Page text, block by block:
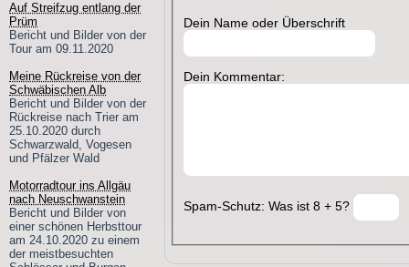
Auf Streifzug entlang der
Prüm
Bericht und Bilder von der
Tour am 09.11.2020
Meine Rückreise von der
Schwäbischen Alb
Bericht und Bilder von der
Rückreise nach Trier am
25.10.2020 durch
Schwarzwald, Vogesen
und Pfälzer Wald
Motorradtour ins Allgäu
nach Neuschwanstein
Bericht und Bilder von
einer schönen Herbsttour
am 24.10.2020 zu einem
der meistbesuchten
Dein Name oder Überschrift
Dein Kommentar:
Spam-Schutz: Was ist 8 + 5?